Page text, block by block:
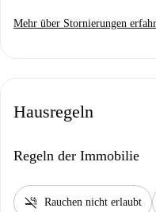
Mehr über Stornierungen
Hausregeln
Regeln der Immobilie
smoke_free Rauchen nicht erlaubt